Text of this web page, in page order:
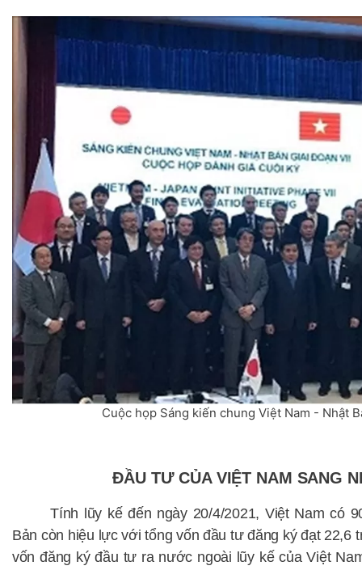
Cuộc họp Sáng kiến chung Việt Nam - Nhật
ĐẦU TƯ CỦA VIỆT NAM SANG
Tính lũy kế đến ngày 20/4/2021, Việt Nam có
Bản còn hiệu lực với tổng vốn đầu tư đăng ký đạt 22,6
vốn đăng ký đầu tư ra nước ngoài lũy kế của Việt